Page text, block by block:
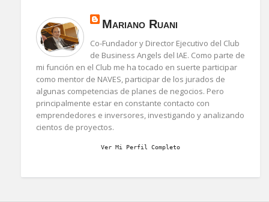
Mariano Ruani
Co-Fundador y Director Ejecutivo del Club
de Business Angels del IAE. Como parte de
mi función en el Club me ha tocado en suerte participar
como mentor de NAVES, participar de los jurados de
algunas competencias de planes de negocios. Pero
principalmente estar en constante contacto con
emprendedores e inversores, investigando y analizando
cientos de proyectos.
Ver Mi Perfil Completo